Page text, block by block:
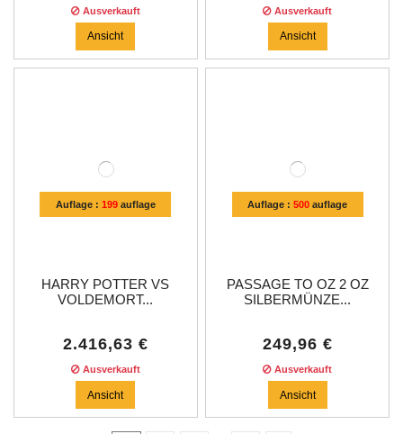
Ausverkauft
Ansicht
Ausverkauft
Ansicht
Auflage : 199auflage
HARRY POTTER VS
VOLDEMORT...
2.416,63 €
Ausverkauft
Ansicht
Auflage :500 auflage
PASSAGE TO OZ 2 OZ
SILBERMÜNZE...
249,96 €
Ausverkauft
Ansicht